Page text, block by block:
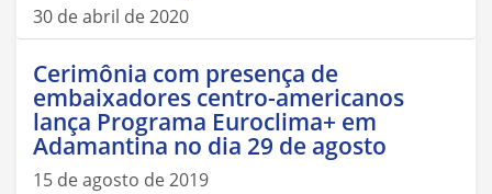
30 de abril de 2020
Cerimônia com presença de
embaixadores centro-americanos
lança Programa Euroclima+ em
Adamantina no dia 29 de agosto
15 de agosto de 2019